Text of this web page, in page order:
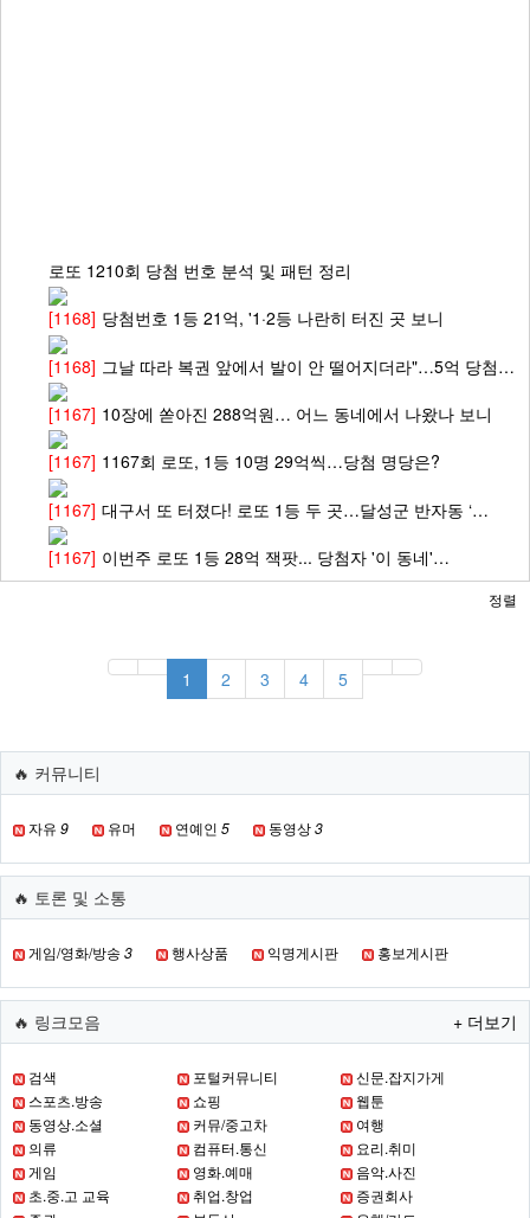
로또 1210회 당첨 번호 분석 및 패턴 정리
[1168] 당첨번호 1등 21억, '1·2등 나란히 터진 곳 보니
[1168] 그날 따라 복권 앞에서 발이 안 떨어지더라"…5억 당첨…
[1167] 10장에 쏟아진 288억원… 어느 동네에서 나왔나 보니
[1167] 1167회 로또, 1등 10명 29억씩…당첨 명당은?
[1167] 대구서 또 터졌다! 로또 1등 두 곳…달성군 반자동 ‘…
[1167] 이번주 로또 1등 28억 잭팟... 당첨자 '이 동네'…
정렬
1 2 3 4 5
🔥 커뮤니티
자유 9 유머 연예인 5 동영상3
🔥 토론 및 소통
게임/영화/방송 3 행사상품 익명게시판 홍보게시판
🔥 링크모음 + 더보기
검색 포털커뮤니티
신문.잡지가게
스포츠.방송
쇼핑
웹툰
동영상.소셜
커뮤/중고차
여행
의류
컴퓨터.통신
요리.취미
게임
영화.예매
음악.사진
초.중.고 교육
취업.창업
증권회사